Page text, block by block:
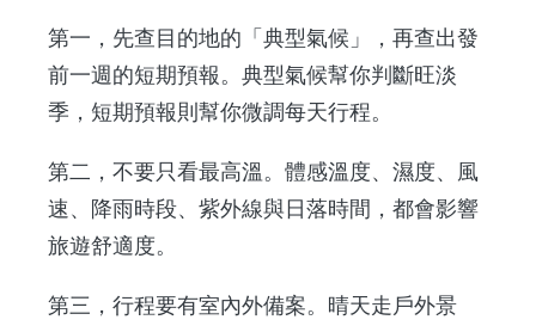
第一，先查目的地的「典型氣候」，再查出發
前一週的短期預報。典型氣候幫你判斷旺淡
季，短期預報則幫你微調每天行程。
第二，不要只看最高溫。體感溫度、濕度、風
速、降雨時段、紫外線與日落時間，都會影響
旅遊舒適度。
第三，行程要有室內外備案。晴天走戶外景